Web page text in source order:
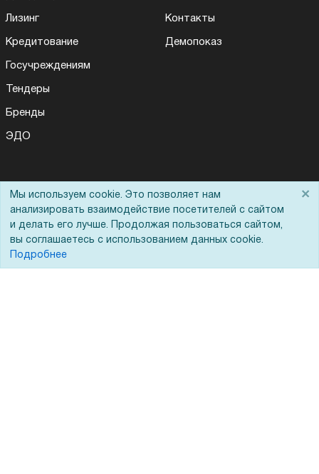
Лизинг
Кредитование
Госучреждениям
Тендеры
Бренды
ЭДО
Контакты
Демопоказ
Помощь
Вопрос-ответ
Реквизиты
Гарантии и возврат
Мы используем cookie. Это позволяет нам
анализировать взаимодействие посетителей с сайтом
и делать его лучше. Продолжая пользоваться сайтом,
вы соглашаетесь с использованием данных cookie.
Подробнее
×